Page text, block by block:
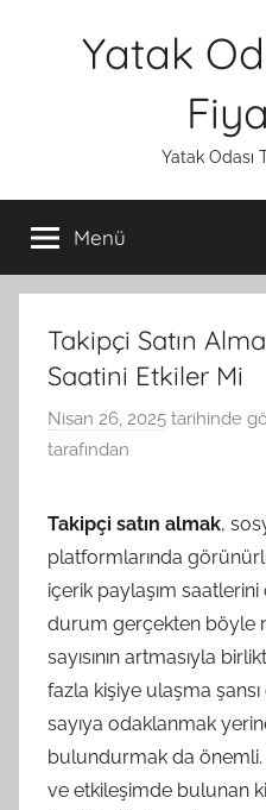
Yatak
Yatak Odası
Menü
Takipçi Satın
Saatini Etkiler Mi
Nisan 26, 2025 tarihinde
tarafından
Takipçi satın almak,
platformlarında
içerik paylaşım
durum gerçekten böyle
sayısının artmasıyla
fazla kişiye ulaşma
sayıya odaklanmak
bulundurmak da
ve etkileşimde bulunan